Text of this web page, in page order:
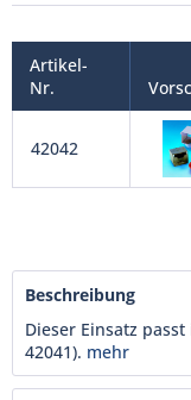
Artikel-
Nr.
42042
Beschreibung
Dieser Einsatz
42041). mehr